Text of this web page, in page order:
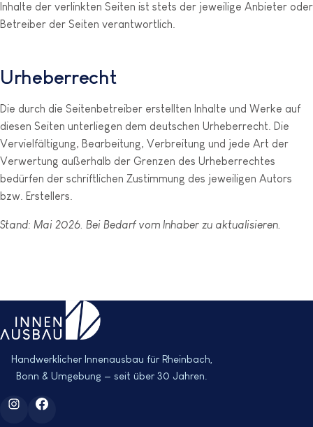
Inhalte der verlinkten Seiten ist stets der jeweilige Anbieter oder
Betreiber der Seiten verantwortlich.
Urheberrecht
Die durch die Seitenbetreiber erstellten Inhalte und Werke auf
diesen Seiten unterliegen dem deutschen Urheberrecht. Die
Vervielfältigung, Bearbeitung, Verbreitung und jede Art der
Verwertung außerhalb der Grenzen des Urheberrechtes
bedürfen der schriftlichen Zustimmung des jeweiligen Autors
bzw. Erstellers.
Stand: Mai 2026. Bei Bedarf vom Inhaber zu aktualisieren.
Handwerklicher Innenausbau für Rheinbach,
Bonn & Umgebung — seit über 30 Jahren.